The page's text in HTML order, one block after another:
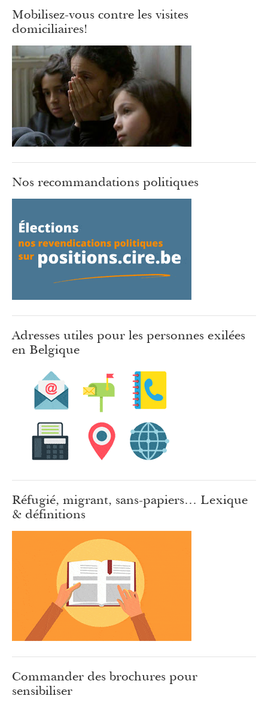
Mobilisez-vous contre les visites
domiciliaires!
Nos recommandations politiques
Adresses utiles pour les personnes exilées
en Belgique
Réfugié, migrant, sans-papiers… Lexique
& définitions
Commander des brochures pour
sensibiliser